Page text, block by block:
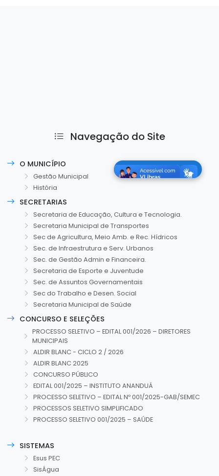
Navegação do Site
O MUNICÍPIO
Gestão Municipal
História
SECRETARIAS
Secretaria de Educação, Cultura e Tecnologia.
Secretaria Municipal de Transportes
Sec de Agricultura, Meio Amb. e Rec. Hídricos
Sec. de Infraestrutura e Serv. Urbanos
Sec. de Gestão Admin e Financeira.
Secretaria de Esporte e Juventude
Sec. de Assuntos Governamentais
Sec do Trabalho e Desen. Social
Secretaria Municipal de Saúde
CONCURSO E SELEÇÕES
PROCESSO SELETIVO – EDITAL 001/2026 – DIRETORES
MUNICIPAIS
ALDIR BLANC - CICLO 2 / 2026
ALDIR BLANC 2025
CONCURSO PÚBLICO
EDITAL 001/2025 – INSTITUTO ANANDUÁ
PROCESSO SELETIVO – EDITAL Nº 001/2025-GAB/SEMEC
PROCESSOS SELETIVO SIMPLIFICADO
PROCESSO SELETIVO 001/2025 – SAÚDE
SISTEMAS
Esus PEC
SisÁgua